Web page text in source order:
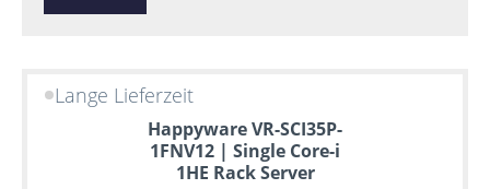
Lange Lieferzeit
Happyware VR-SCI35P-
1FNV12 | Single Core-i
1HE Rack Server